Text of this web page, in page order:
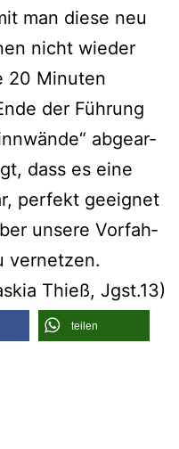
man die­se neu
nicht wie­der
20 Minu­ten
der Füh­rung
abge­ar­
dass es eine
per­fekt geeig­net
unse­re Vor­fah­
vernetzen.
Thieß, Jgst.13)
tei­len